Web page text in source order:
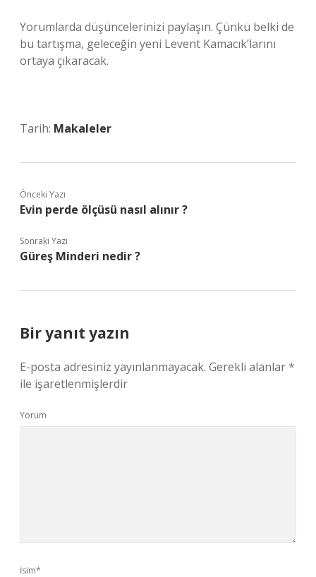
Yorumlarda düşüncelerinizi paylaşın. Çünkü belki de
bu tartışma, geleceğin yeni Levent Kamacık’larını
ortaya çıkaracak.
Tarih: Makaleler
Önceki Yazı
Evin perde ölçüsü nasıl alınır ?
Sonraki Yazı
Güreş Minderi nedir ?
Bir yanıt yazın
E-posta adresiniz yayınlanmayacak. Gerekli alanlar*
ile işaretlenmişlerdir
Yorum
İsim*